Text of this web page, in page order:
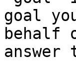
goal
behalf